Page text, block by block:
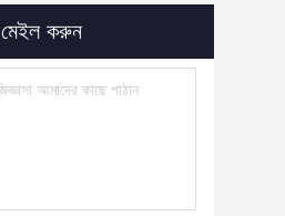
করুন